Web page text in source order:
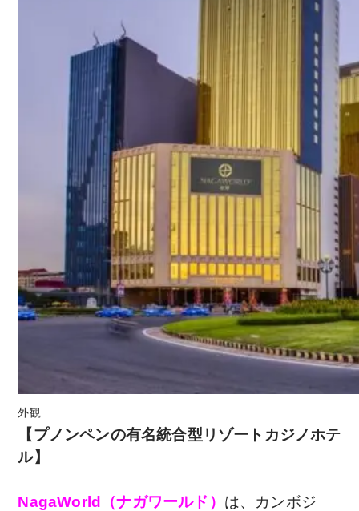
外観
【プノンペンの有名統合型リゾートカジノホテ
ル】
NagaWorld（ナガワールド） は、カンボジ